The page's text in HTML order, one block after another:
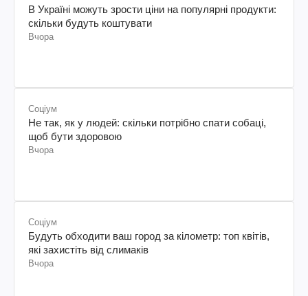
В Україні можуть зрости ціни на популярні продукти:
скільки будуть коштувати
Вчора
Соціум
Не так, як у людей: скільки потрібно спати собаці,
щоб бути здоровою
Вчора
Соціум
Будуть обходити ваш город за кілометр: топ квітів,
які захистіть від слимаків
Вчора